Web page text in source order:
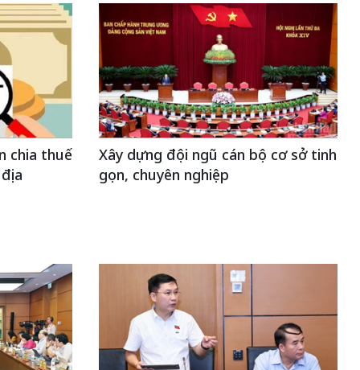
chia thuế
Xây dựng đội ngũ cán bộ cơ sở tinh
gọn, chuyên nghiệp